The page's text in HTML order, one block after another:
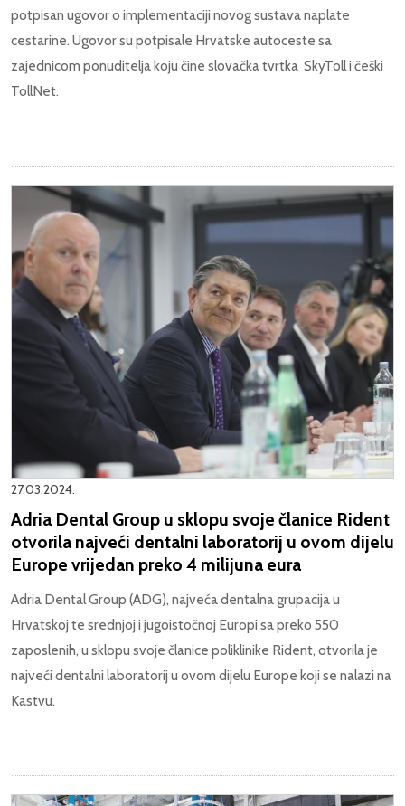
potpisan ugovor o implementaciji novog sustava naplate
cestarine. Ugovor su potpisale Hrvatske autoceste sa
zajednicom ponuditelja koju čine slovačka tvrtka SkyToll i češki
TollNet.
27.03.2024.
Adria Dental Group u sklopu svoje članice Rident
otvorila najveći dentalni laboratorij u ovom dijelu
Europe vrijedan preko 4 milijuna eura
Adria Dental Group (ADG), najveća dentalna grupacija u
Hrvatskoj te srednjoj i jugoistočnoj Europi sa preko 550
zaposlenih, u sklopu svoje članice poliklinike Rident, otvorila je
najveći dentalni laboratorij u ovom dijelu Europe koji se nalazi na
Kastvu.